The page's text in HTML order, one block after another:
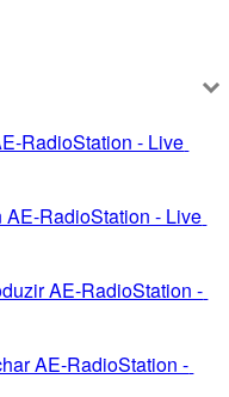
RadioStation - Live
AE-RadioStation - Live
AE-RadioStation -
AE-RadioStation -